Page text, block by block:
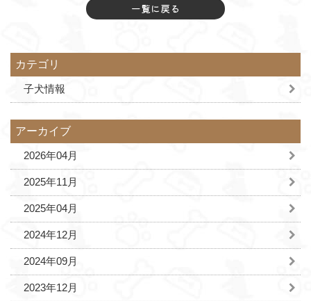
カテゴリ
子犬情報
アーカイブ
2026年04月
2025年11月
2025年04月
2024年12月
2024年09月
2023年12月
一覧に戻る